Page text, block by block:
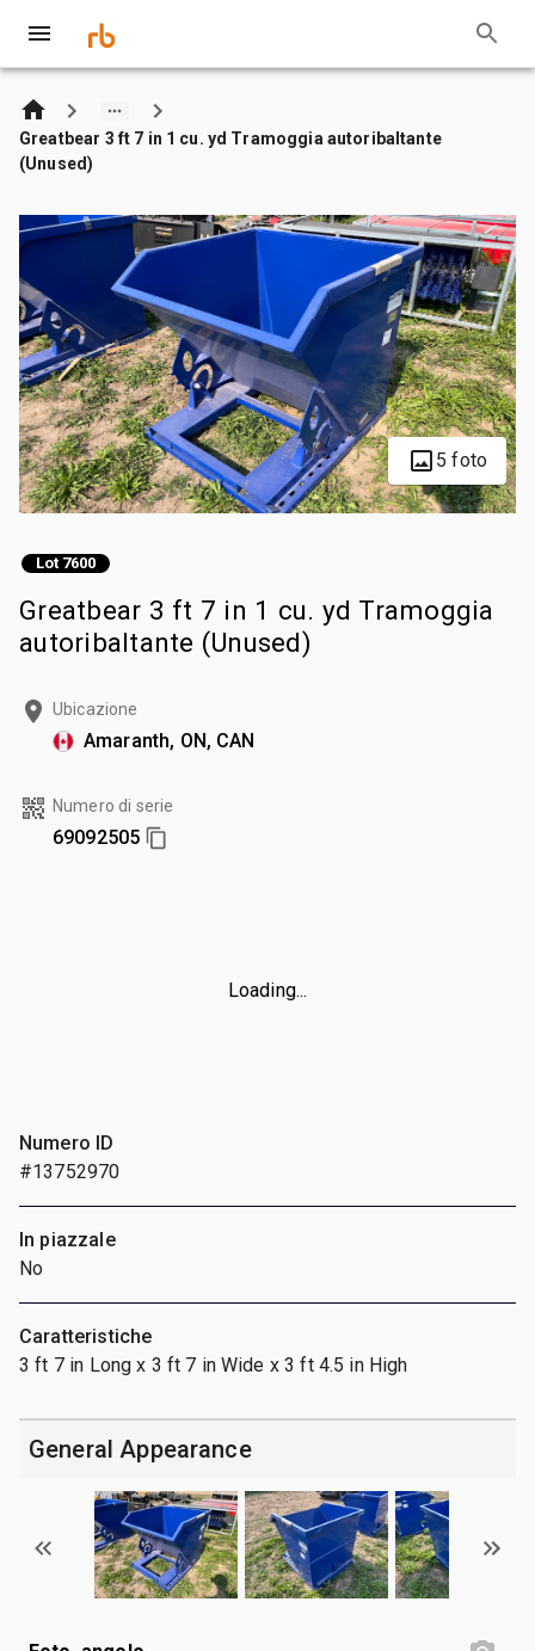
Greatbear 3 ft 7 in 1 cu. yd Tramoggia autoribaltante
(Unused)
5 foto
Lot 7600
Greatbear 3 ft 7 in 1 cu. yd Tramoggia
autoribaltante (Unused)
Ubicazione
Amaranth, ON, CAN
Numero di serie
69092505
Loading...
Numero ID
#13752970
In piazzale
No
Caratteristiche
3 ft 7 in Long x 3 ft 7 in Wide x 3 ft 4.5 in High
General Appearance